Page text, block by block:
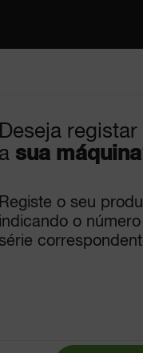
Deseja registar
a sua máquina
Registe o seu
indicando o
série